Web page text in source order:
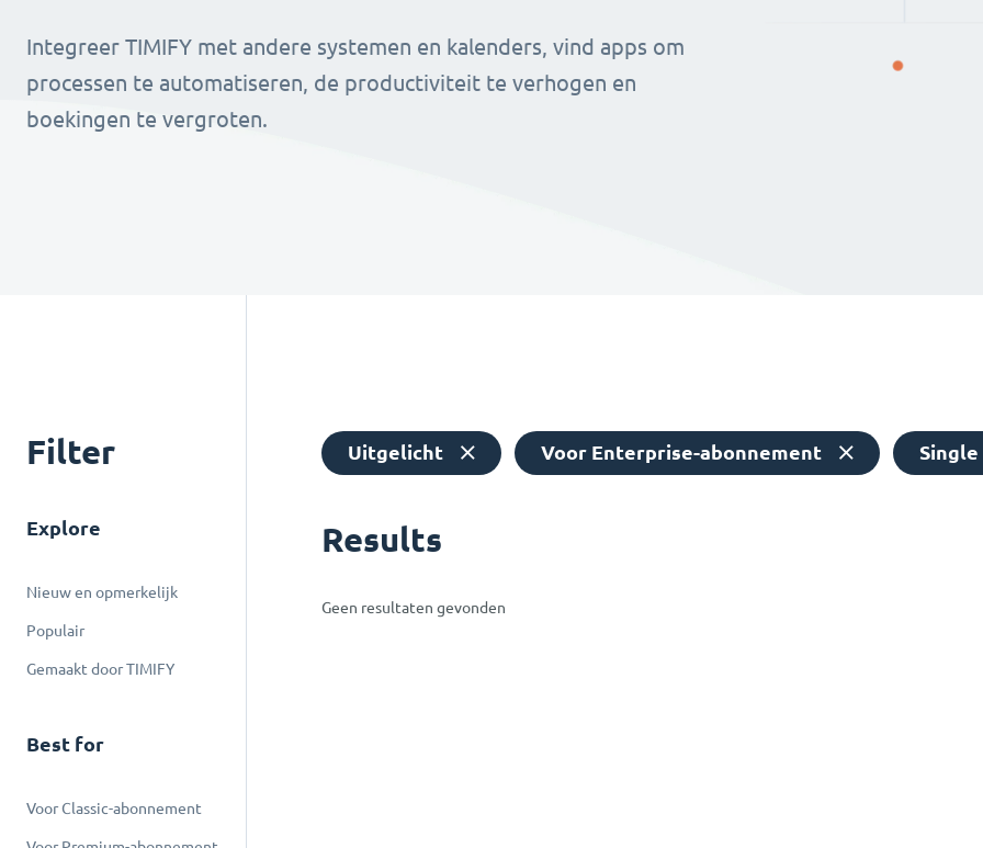
Integreer TIMIFY met andere systemen en kalenders, vind apps om
processen te automatiseren, de productiviteit te verhogen en
boekingen te vergroten.
Filter
Explore
Nieuw en opmerkelijk
Populair
Gemaakt door TIMIFY
Best for
Voor Classic-abonnement
Uitgelicht Voor Enterprise-abonnement Single
Results
Geen resultaten gevonden